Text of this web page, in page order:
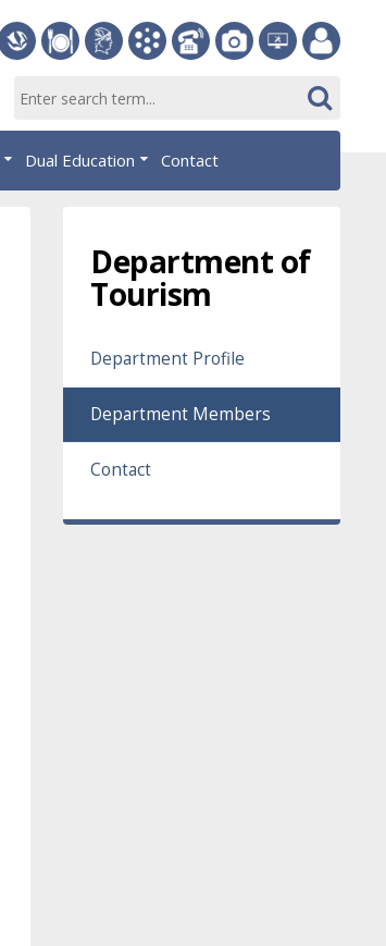
Economic
ParliamentInformation
portal
Dual Education Contact
Department of
Tourism
Department Profile
Department Members
Contact